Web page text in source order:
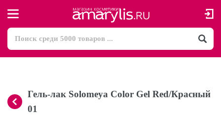
Гель-лак Solomeya Color Gel Red/Красный
01